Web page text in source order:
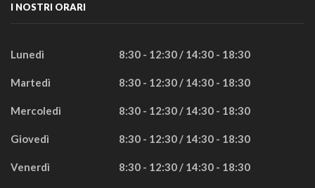
I NOSTRI ORARI
Lunedì 8:30 - 12:30 / 14:30 - 18:30
Martedì 8:30 - 12:30 / 14:30 - 18:30
Mercoledì 8:30 - 12:30 / 14:30 - 18:30
Giovedì 8:30 - 12:30 / 14:30 - 18:30
Venerdì 8:30 - 12:30 / 14:30 - 18:30